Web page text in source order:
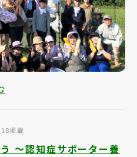
掲載
～認知症サポーター養